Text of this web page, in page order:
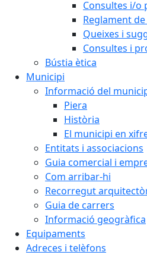
Consultes i/o
Reglament
Queixes i
Consultes i
Bústia ètica
Municipi
Informació del
Piera
Història
El municipi en
Entitats i associacions
Guia comercial i
Com arribar-hi
Recorregut
Guia de carrers
Informació geogràfica
Equipaments
Adreces i telèfons